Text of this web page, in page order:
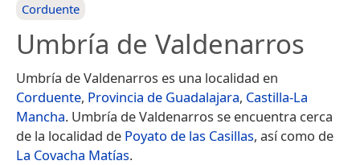
Corduente
Umbría de Valdenarros
Umbría de Valdenarros es una localidad en
Corduente, Provincia de Guadalajara, Castilla-La
Mancha. Umbría de Valdenarros se encuentra cerca
de la localidad de Poyato de las Casillas, así como de
La Covacha Matías.